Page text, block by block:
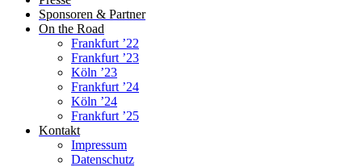
Sponsoren & Partner
On the Road
Frankfurt ’22
Frankfurt ’23
Köln ’23
Frankfurt ’24
Köln ’24
Frankfurt ’25
Kontakt
Impressum
Datenschutz